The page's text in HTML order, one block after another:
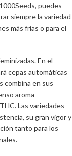
puedes
siempre la variedad
más frías o para el
En el
cepas automáticas
combina en sus
aroma
Las variedades
su gran vigor y
tanto para los